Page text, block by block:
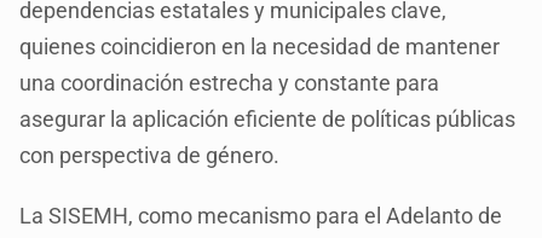
dependencias estatales y municipales clave,
quienes coincidieron en la necesidad de mantener
una coordinación estrecha y constante para
asegurar la aplicación eficiente de políticas públicas
con perspectiva de género.
La SISEMH, como mecanismo para el Adelanto de